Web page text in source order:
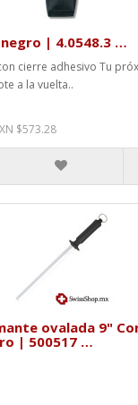
| 4.0548.3 …
cierre adhesivo Tu
a la vuelta..
$573.28
ovalada 9"
| 500517 …